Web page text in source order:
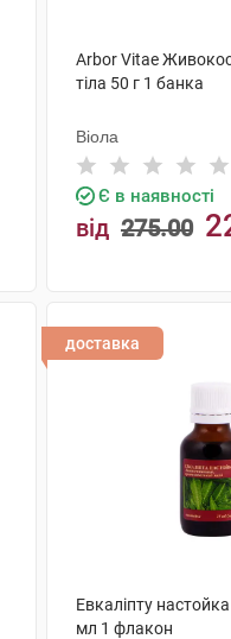
Arbor Vitae
тіла 50 г 1 банка
Віола
Є в наявності
від 275.00
доставка
Евкаліпту
мл 1 флакон